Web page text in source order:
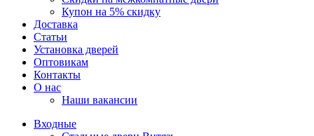
Купон на 5% скидку
Доставка
Статьи
Установка дверей
Оптовикам
Контакты
О нас
Наши вакансии
Входные